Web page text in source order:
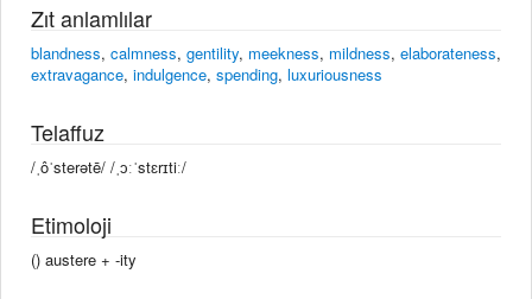
Zıt anlamlılar
blandness, calmness, gentility, meekness, mildness, elaborateness,
extravagance, indulgence, spending, luxuriousness
Telaffuz
/ˌôˈsterətē/ /ˌɔːˈstɛrɪtiː/
Etimoloji
() austere +‎ -ity